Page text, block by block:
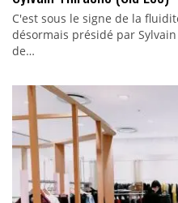
C'est sous le signe de la
désormais présidé par
de…